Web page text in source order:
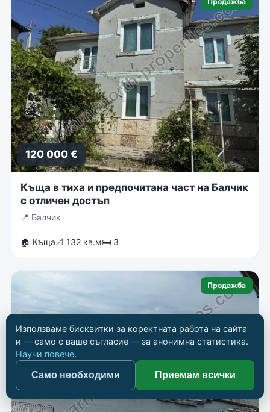
120 000 €
Къща в тиха и предпочитана част на Балчик
с отличен достъп
📍 Балчик
🏠 Къща📐 132 кв.м🛏 3
Продажба
Използваме бисквитки за коректната работа на сайта
и — само с ваше съгласие — за анонимна статистика.
Научи повече.
Само необходими Приемам всички